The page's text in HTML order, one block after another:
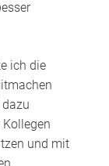
ich die
und mit